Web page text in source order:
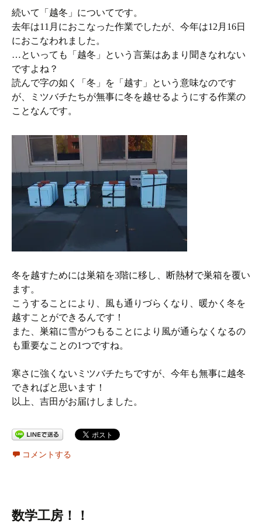
続いて「越冬」についてです。
去年は11月におこなった作業でしたが、今年は12月16日
におこなわれました。
…といっても「越冬」という言葉はあまり聞きなれない
ですよね？
読んで字の如く「冬」を「越す」という意味なのです
が、ミツバチたちが無事に冬を越せるようにする作業の
ことなんです。
冬を越すためには巣箱を3階に移し、断熱材で巣箱を覆い
ます。
こうすることにより、風も通りづらくなり、暖かく冬を
越すことができるんです！
また、巣箱に雪がつもることにより風が通らなくなるの
も重要なことの1つですね。
寒さに強くないミツバチたちですが、今年も無事に越冬
できればと思います！
以上、吉田がお届けしました。
コメントする
数学工房！！